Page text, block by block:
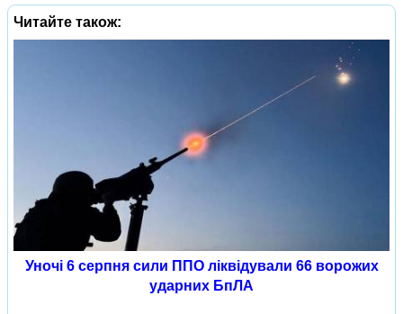
Читайте також:
Уночі 6 серпня сили ППО ліквідували 66 ворожих
ударних БпЛА